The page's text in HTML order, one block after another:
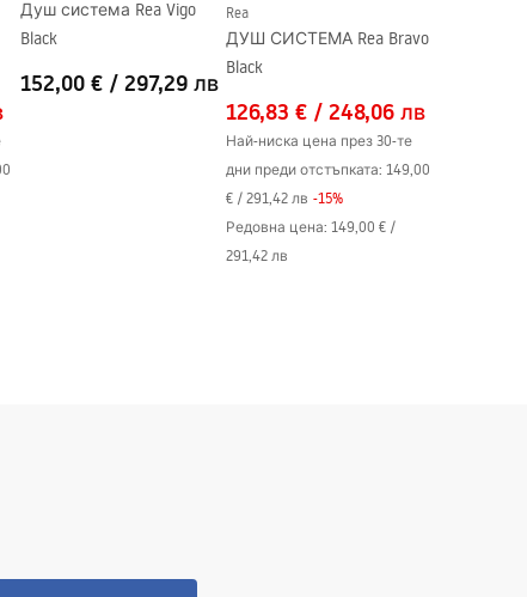
Душ система Rea Vigo
Black
152,00 € / 297,29 лв
Rea
ДУШ СИСТЕМА Rea Bravo
Black
126,83 € / 248,06 лв
Най-ниска цена през 30-те
дни преди отстъпката: 149,00
€ / 291,42 лв -15%
Редовна цена: 149,00 € /
291,42 лв